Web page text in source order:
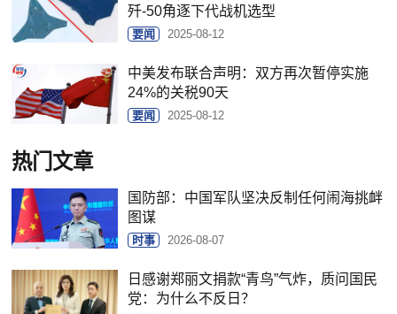
歼-50角逐下代战机选型
要闻 2025-08-12
中美发布联合声明：双方再次暂停实施
24%的关税90天
要闻 2025-08-12
热门文章
国防部：中国军队坚决反制任何闹海挑衅
图谋
时事 2026-08-07
日感谢郑丽文捐款“青鸟”气炸，质问国民
党：为什么不反日？